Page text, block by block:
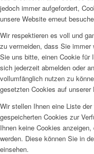
jedoch immer aufgefordert,
unsere Website erneut
Wir respektieren es voll und
zu vermeiden, dass Sie immer
Sie uns bitte, einen Cookie für
sich jederzeit abmelden oder
vollumfänglich nutzen zu
gesetzten Cookies auf unserer
Wir stellen Ihnen eine Liste
gespeicherten Cookies zur
Ihnen keine Cookies
werden. Diese können Sie in
einsehen.